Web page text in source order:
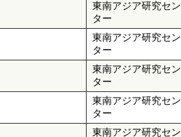
東南アジア研究セン
ター
東南アジア研究セン
ター
東南アジア研究セン
ター
東南アジア研究セン
ター
東南アジア研究セン